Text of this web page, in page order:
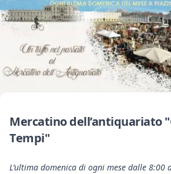
Mercatino dell’antiquariato
Tempi"
L’ultima domenica di ogni mese dalle 8:00